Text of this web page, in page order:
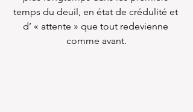
temps du deuil, en état de crédulité et
d’ « attente » que tout redevienne
comme avant.